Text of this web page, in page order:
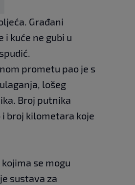
Građani
i kuće ne gubi u
prometu pao je s
lošeg
Broj putnika
broj kilometara koje
se mogu
sustava za